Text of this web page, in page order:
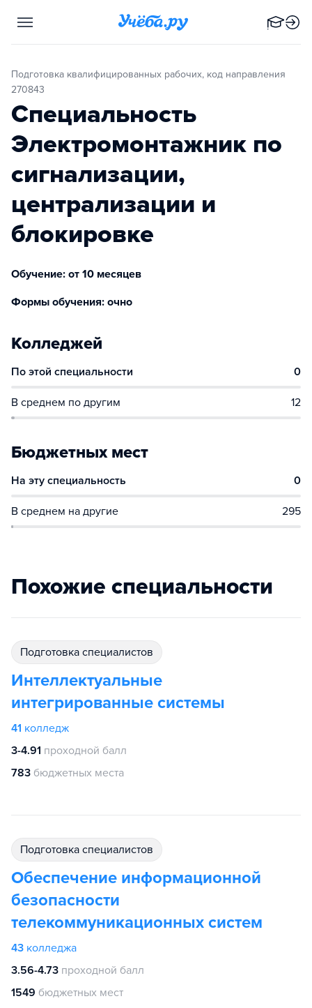
Подготовка квалифицированных рабочих, код направления
270843
Специальность
Электромонтажник по
сигнализации,
централизации и
блокировке
Обучение: от 10 месяцев
Формы обучения: очно
Колледжей
По этой специальности 0
В среднем по другим 12
Бюджетных мест
На эту специальность 0
В среднем на другие 295
Похожие специальности
подготовка специалистов
Интеллектуальные
интегрированные системы
41 колледж
3-4.91 проходной балл
783 бюджетных места
подготовка специалистов
Обеспечение информационной
безопасности
телекоммуникационных систем
43 колледжа
3.56-4.73 проходной балл
1549 бюджетных мест